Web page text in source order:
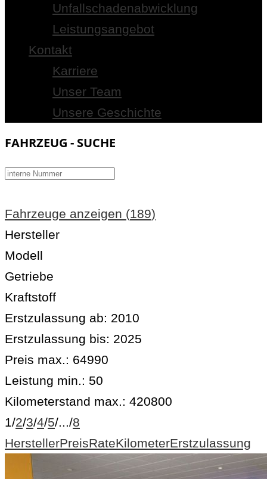
Unfallschadenabwicklung
Leistungsangebot
Kontakt
Karriere
Unser Team
Unsere Geschichte
FAHRZEUG - SUCHE
Fahrzeuge anzeigen (189)
Hersteller
Modell
Getriebe
Kraftstoff
Erstzulassung ab: 2010
Erstzulassung bis: 2025
Preis max.: 64990
Leistung min.: 50
Kilometerstand max.: 420800
1/2/3/4/5/.../8
HerstellerPreisRateKilometerErstzulassung